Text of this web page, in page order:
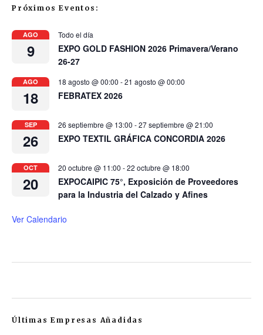
Próximos Eventos:
AGO
9
Todo el día
EXPO GOLD FASHION 2026 Primavera/Verano
26-27
AGO
18
18 agosto @ 00:00 -21 agosto @ 00:00
FEBRATEX 2026
SEP
26
26 septiembre @ 13:00 -27 septiembre @ 21:00
EXPO TEXTIL GRÁFICA CONCORDIA 2026
OCT
20
20 octubre @ 11:00 -22 octubre @ 18:00
EXPOCAIPIC 75°, Exposición de Proveedores
para la Industria del Calzado y Afines
Ver Calendario
Últimas Empresas Añadidas